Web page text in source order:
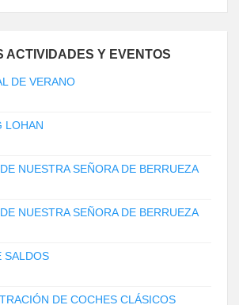
ACTIVIDADES Y EVENTOS
DE VERANO
LOHAN
NUESTRA SEÑORA DE BERRUEZA
NUESTRA SEÑORA DE BERRUEZA
SALDOS
DE COCHES CLÁSICOS